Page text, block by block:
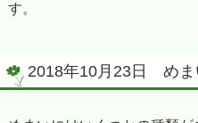
す。
2018年10月23日 めま